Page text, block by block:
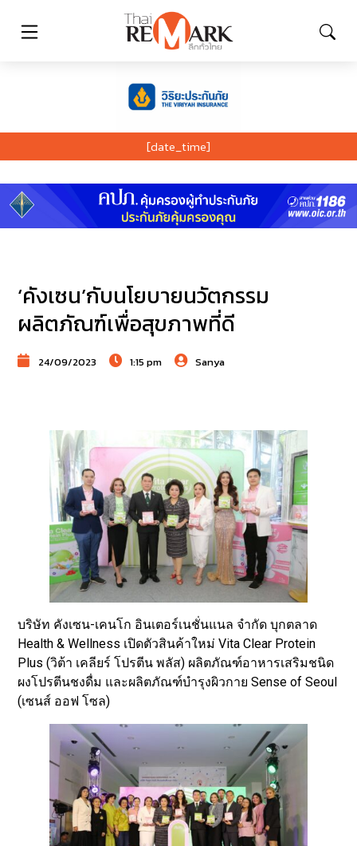
[date_time]
‘คังเซน’กับนโยบายนวัตกรรม
ผลิตภัณฑ์เพื่อสุขภาพที่ดี
24/09/2023 1:15 pm Sanya
บริษัท คังเซน-เคนโก อินเตอร์เนชั่นแนล จำกัด บุกตลาด
Health & Wellness เปิดตัวสินค้าใหม่ Vita Clear Protein
Plus (วิต้า เคลียร์ โปรตีน พลัส) ผลิตภัณฑ์อาหารเสริมชนิด
ผงโปรตีนชงดื่ม และผลิตภัณฑ์บำรุงผิวกาย Sense of Seoul
(เซนส์ ออฟ โซล)